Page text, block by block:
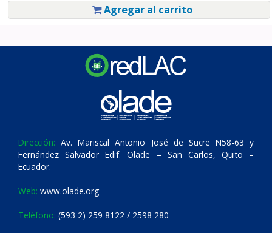
Agregar al carrito
Dirección: Av. Mariscal Antonio José de Sucre N58-63 y
Fernández Salvador Edif. Olade – San Carlos, Quito –
Ecuador.
Web: www.olade.org
Teléfono: (593 2) 259 8122 / 2598 280